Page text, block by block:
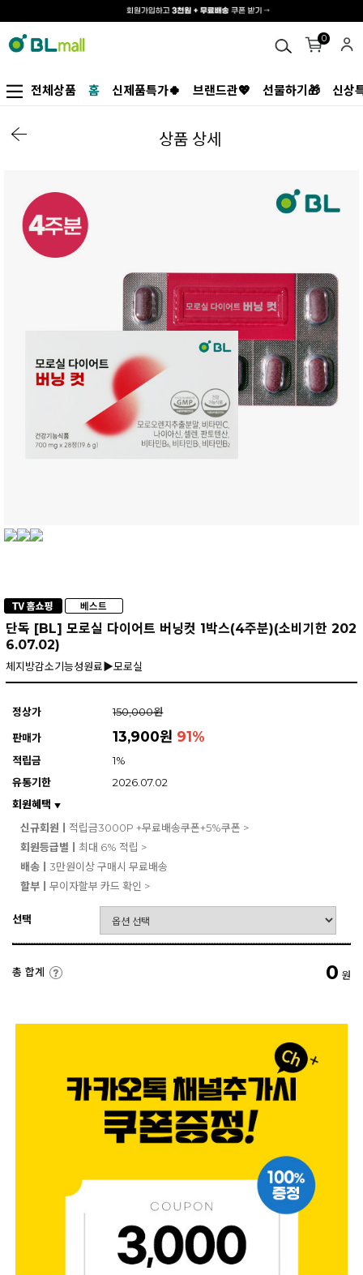
0
전체상품 홈 신제품특가🍀 브랜드관💖 선물하기🎁 신상
상품 상세
단독 [BL] 모로실 다이어트 버닝컷 1박스(4주분)(소비기한 202
6.07.02)
체지방감소기능성원료▶모로실
정상가
150,000원
판매가
13,900원 91%
적립금
1%
유통기한
2026.07.02
회원혜택 ▼
신규회원ㅣ 적립금3000P +무료배송쿠폰+5%쿠폰 >
회원등급별ㅣ 최대 6% 적립 >
배송ㅣ 3만원이상 구매시 무료배송
할부ㅣ 무이자할부 카드 확인 >
선택
총 합계 0 원